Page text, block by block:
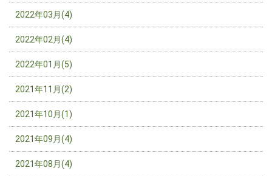
2022年03月(4)
2022年02月(4)
2022年01月(5)
2021年11月(2)
2021年10月(1)
2021年09月(4)
2021年08月(4)